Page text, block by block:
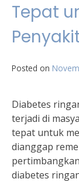
Tepat
Posted on
Diabetes
terjadi di
tepat untuk
dianggap
diabetes